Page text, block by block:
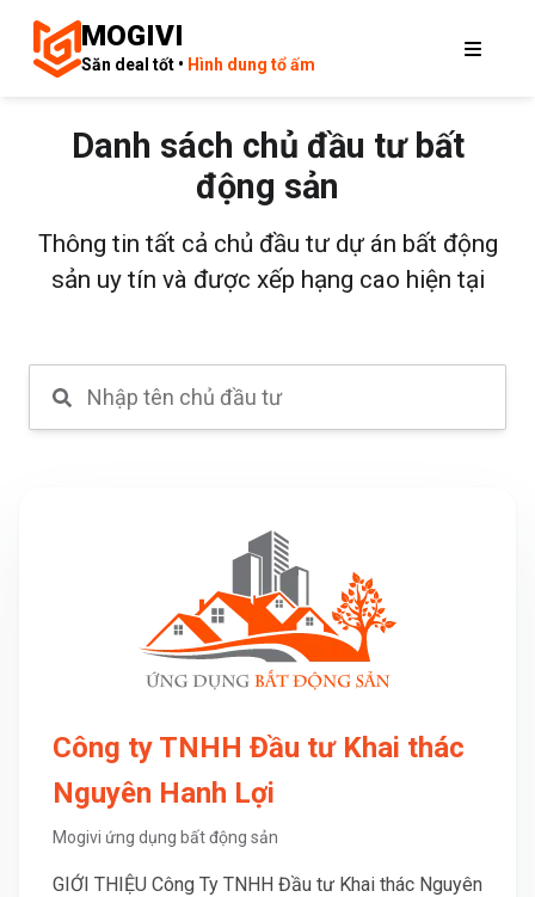
MOGIVI
Săn deal tốt • Hình dung tổ ấm
Danh sách chủ đầu tư bất
động sản
Thông tin tất cả chủ đầu tư dự án bất động
sản uy tín và được xếp hạng cao hiện tại
Công ty TNHH Đầu tư Khai thác
Nguyên Hanh Lợi
Mogivi ứng dụng bất động sản
GIỚI THIỆU Công Ty TNHH Đầu tư Khai thác Nguyên